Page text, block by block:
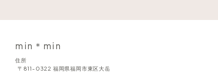
min＊min
住所
〒811-0322 福岡県福岡市東区大岳